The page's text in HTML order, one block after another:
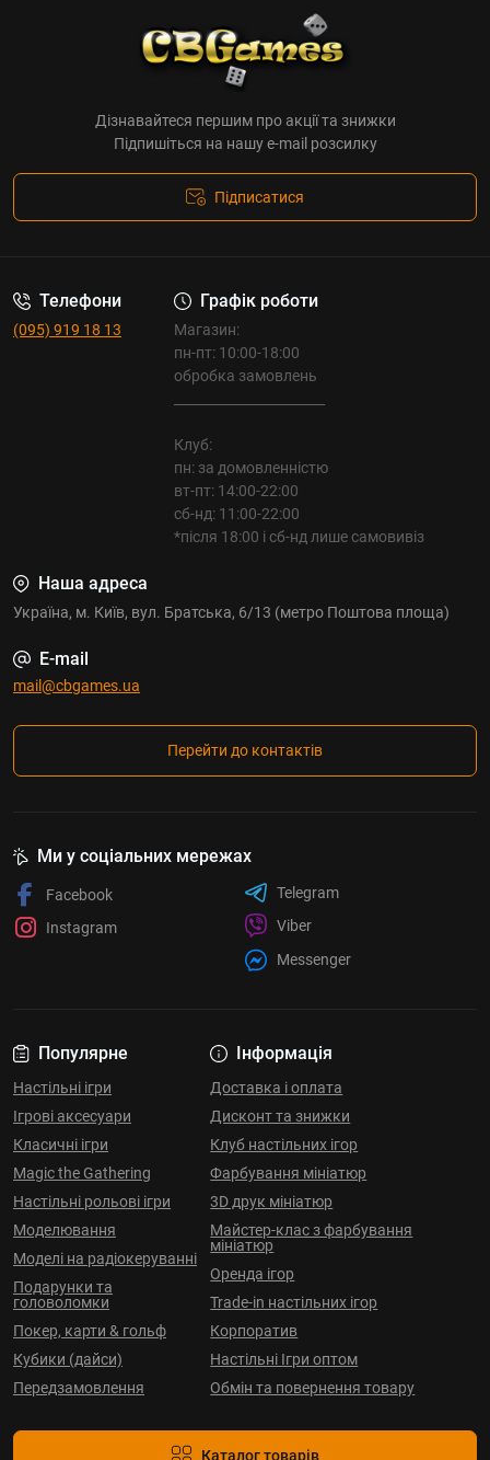
Дізнавайтеся першим про акції та знижки
Підпишіться на нашу e-mail розсилку
Підписатися
Телефони
(095) 919 18 13
Графік роботи
Магазин:
пн-пт: 10:00-18:00
обробка замовлень
Клуб:
пн: за домовленністю
вт-пт: 14:00-22:00
сб-нд: 11:00-22:00
*після 18:00 і сб-нд лише самовивіз
Наша адреса
Україна, м. Київ, вул. Братська, 6/13 (метро Поштова площа)
E-mail
mail@cbgames.ua
Перейти до контактів
Популярне
Настільні ігри
Ігрові аксесуари
Класичні ігри
Magic the Gathering
Настільні рольові ігри
Моделювання
Моделі на радіокеруванні
Подарунки та
головоломки
Покер, карти & гольф
Кубики (дайси)
Передзамовлення
Інформація
Доставка і оплата
Дисконт та знижки
Клуб настільних ігор
Фарбування мініатюр
3D друк мініатюр
Майстер-клас з фарбування
мініатюр
Оренда ігор
Trade-in настільних ігор
Корпоратив
Настільні Ігри оптом
Обмін та повернення товару
Каталог товарів
Ми у соціальних мережах
Facebook
Instagram
Telegram
Viber
Messenger